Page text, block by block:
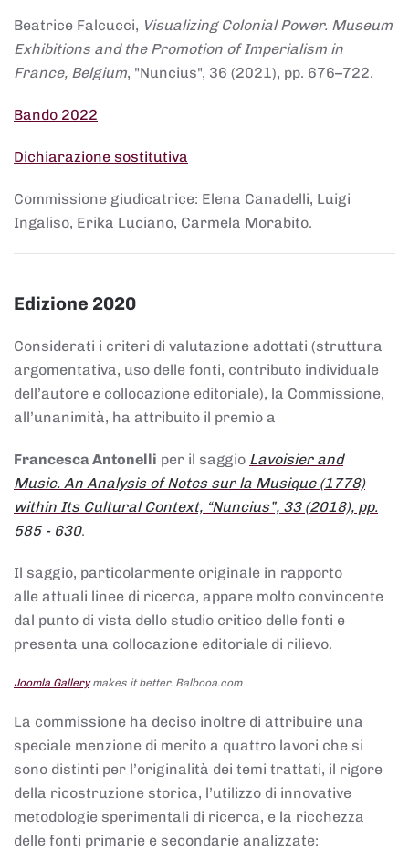
Beatrice Falcucci, Visualizing Colonial Power. Museum
Exhibitions and the Promotion of Imperialism in
France, Belgium, "Nuncius", 36 (2021), pp. 676–722.
Bando 2022
Dichiarazione sostitutiva
Commissione giudicatrice: Elena Canadelli, Luigi
Ingaliso, Erika Luciano, Carmela Morabito.
Edizione 2020
Considerati i criteri di valutazione adottati (struttura
argomentativa, uso delle fonti, contributo individuale
dell’autore e collocazione editoriale), la Commissione,
all’unanimità, ha attribuito il premio a
Francesca Antonelli per il saggio Lavoisier and
Music. An Analysis of Notes sur la Musique (1778)
within Its Cultural Context, “Nuncius”, 33 (2018), pp.
585 - 630.
Il saggio, particolarmente originale in rapporto
alle attuali linee di ricerca, appare molto convincente
dal punto di vista dello studio critico delle fonti e
presenta una collocazione editoriale di rilievo.
Joomla Gallerymakes it better. Balbooa.com
La commissione ha deciso inoltre di attribuire una
speciale menzione di merito a quattro lavori che si
sono distinti per l’originalità dei temi trattati, il rigore
della ricostruzione storica, l’utilizzo di innovative
metodologie sperimentali di ricerca, e la ricchezza
delle fonti primarie e secondarie analizzate: